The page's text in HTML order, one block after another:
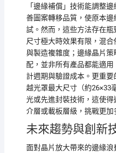
「邊緣補償」技術能調整
善圖案轉移品質，使原本邊
試。然而，這些方法存在瓶
尺寸極大時效果有限，混
與製造複雜度；邊緣晶片
配，並非所有產品都能適
計週期與驗證成本。更重
越光罩最大尺寸（約26×33
光或先進封裝技術，這使
介層或載板層級，挑戰更加
未來趨勢與創新
面對晶片放大帶來的邊緣